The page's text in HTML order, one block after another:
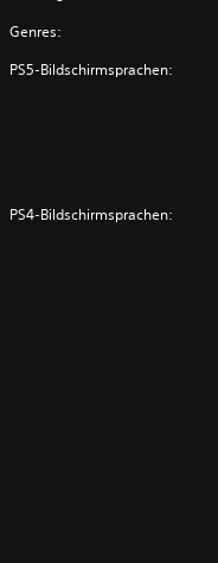
Genres:
PS5-Bildschirmsprachen:
PS4-Bildschirmsprachen: